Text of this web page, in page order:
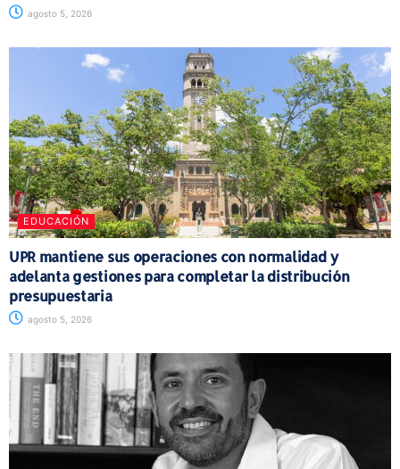
agosto 5, 2026
EDUCACIÓN
UPR mantiene sus operaciones con normalidad y
adelanta gestiones para completar la distribución
presupuestaria
agosto 5, 2026